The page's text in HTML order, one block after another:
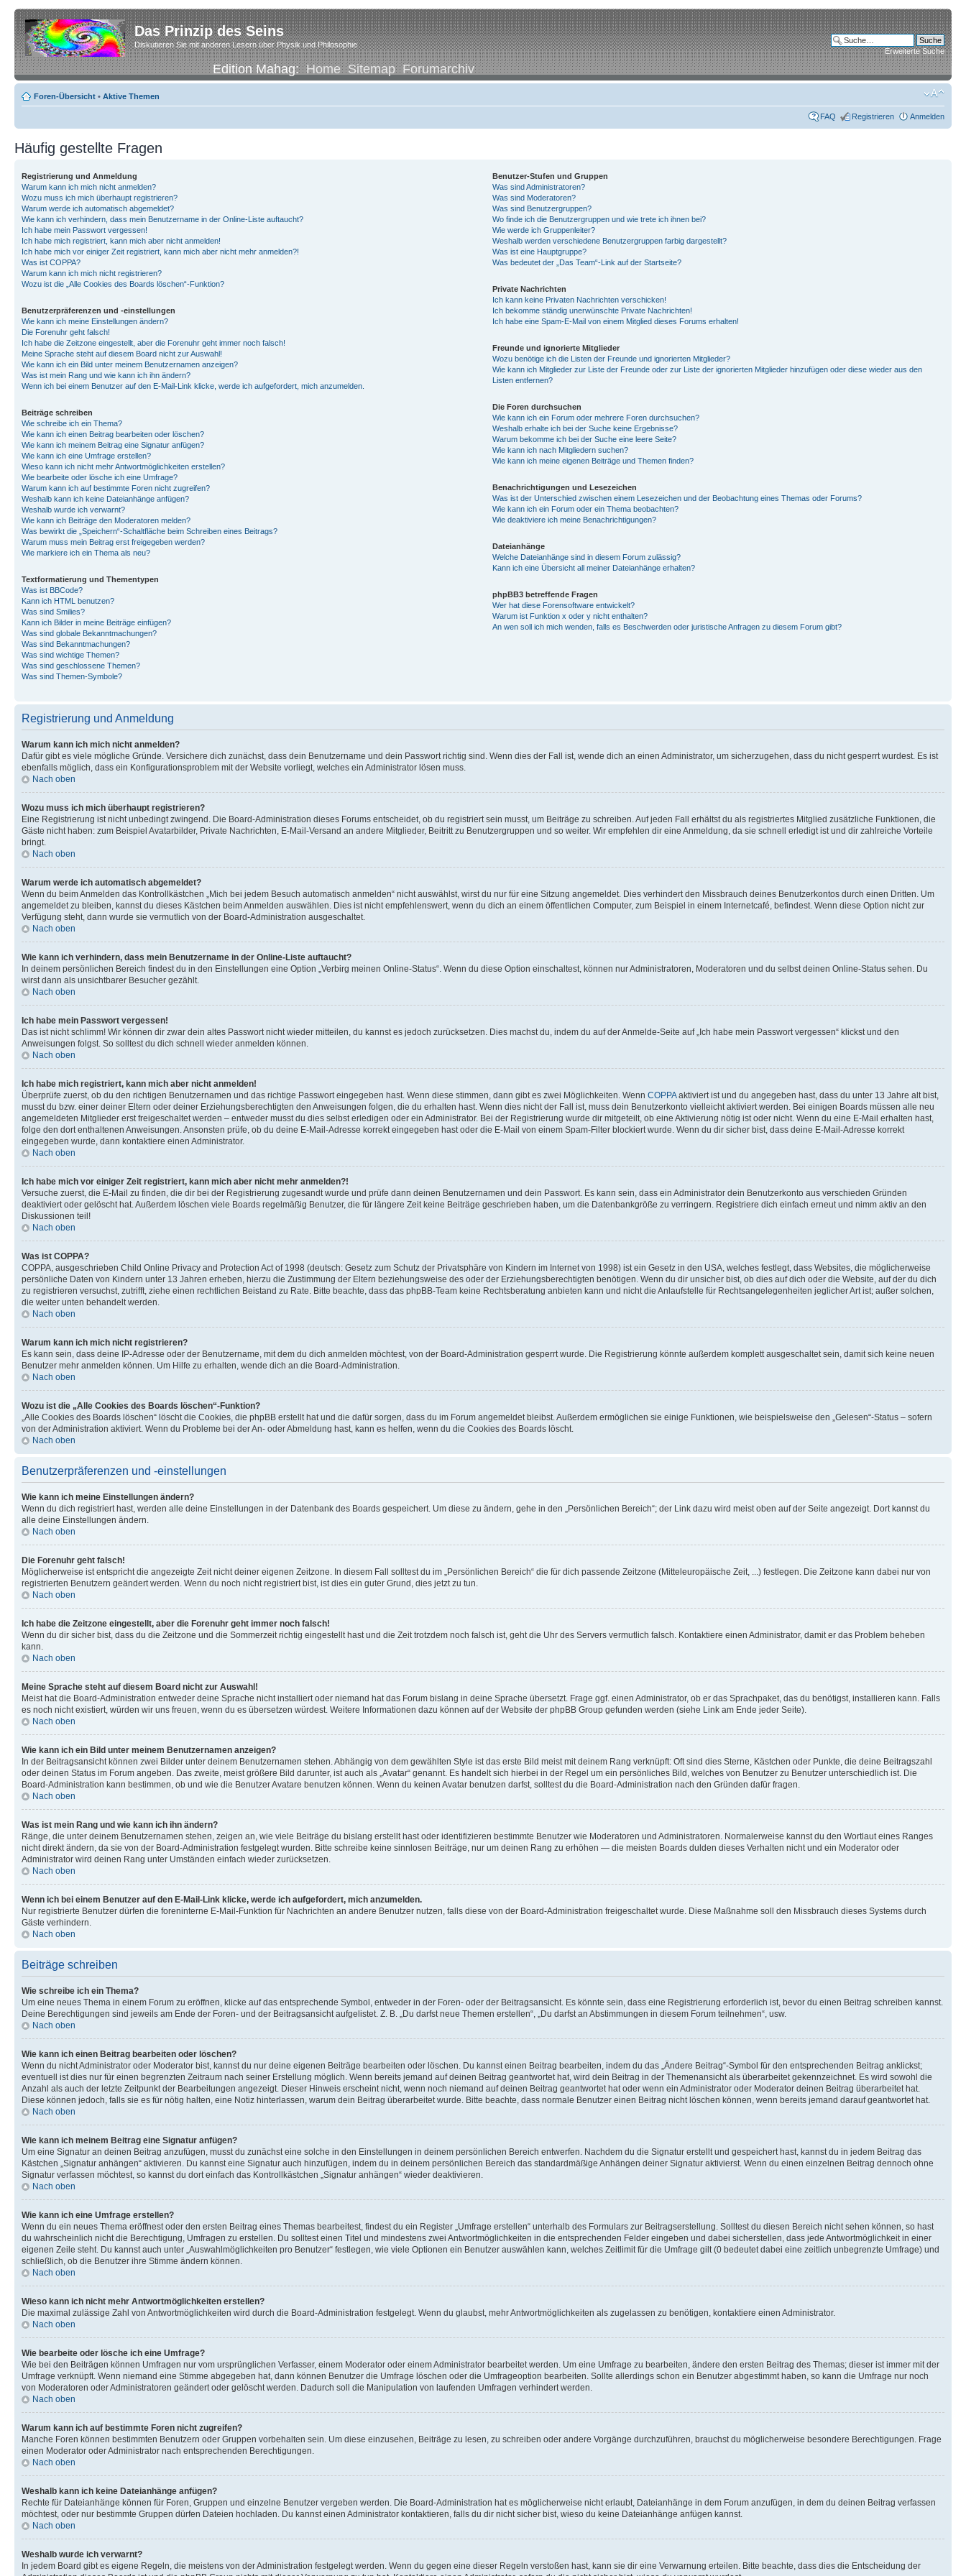
Das Prinzip des Seins
Diskutieren Sie mit anderen Lesern über Physik und Philosophie
Edition Mahag:Home Sitemap Forumarchiv
Erweiterte Suche
Foren-Übersicht • Aktive Themen
FAQ Registrieren Anmelden
Häufig gestellte Fragen
Registrierung und Anmeldung
Warum kann ich mich nicht anmelden?
Wozu muss ich mich überhaupt registrieren?
Warum werde ich automatisch abgemeldet?
Wie kann ich verhindern, dass mein Benutzername in der Online-Liste auftaucht?
Ich habe mein Passwort vergessen!
Ich habe mich registriert, kann mich aber nicht anmelden!
Ich habe mich vor einiger Zeit registriert, kann mich aber nicht mehr anmelden?!
Was ist COPPA?
Warum kann ich mich nicht registrieren?
Wozu ist die „Alle Cookies des Boards löschen“-Funktion?
Benutzerpräferenzen und -einstellungen
Wie kann ich meine Einstellungen ändern?
Die Forenuhr geht falsch!
Ich habe die Zeitzone eingestellt, aber die Forenuhr geht immer noch falsch!
Meine Sprache steht auf diesem Board nicht zur Auswahl!
Wie kann ich ein Bild unter meinem Benutzernamen anzeigen?
Was ist mein Rang und wie kann ich ihn ändern?
Wenn ich bei einem Benutzer auf den E-Mail-Link klicke, werde ich aufgefordert, mich anzumelden.
Beiträge schreiben
Wie schreibe ich ein Thema?
Wie kann ich einen Beitrag bearbeiten oder löschen?
Wie kann ich meinem Beitrag eine Signatur anfügen?
Wie kann ich eine Umfrage erstellen?
Wieso kann ich nicht mehr Antwortmöglichkeiten erstellen?
Wie bearbeite oder lösche ich eine Umfrage?
Warum kann ich auf bestimmte Foren nicht zugreifen?
Weshalb kann ich keine Dateianhänge anfügen?
Weshalb wurde ich verwarnt?
Wie kann ich Beiträge den Moderatoren melden?
Was bewirkt die „Speichern“-Schaltfläche beim Schreiben eines Beitrags?
Warum muss mein Beitrag erst freigegeben werden?
Wie markiere ich ein Thema als neu?
Textformatierung und Thementypen
Was ist BBCode?
Kann ich HTML benutzen?
Was sind Smilies?
Kann ich Bilder in meine Beiträge einfügen?
Was sind globale Bekanntmachungen?
Was sind Bekanntmachungen?
Was sind wichtige Themen?
Was sind geschlossene Themen?
Was sind Themen-Symbole?
Benutzer-Stufen und Gruppen
Was sind Administratoren?
Was sind Moderatoren?
Was sind Benutzergruppen?
Wo finde ich die Benutzergruppen und wie trete ich ihnen bei?
Wie werde ich Gruppenleiter?
Weshalb werden verschiedene Benutzergruppen farbig dargestellt?
Was ist eine Hauptgruppe?
Was bedeutet der „Das Team“-Link auf der Startseite?
Private Nachrichten
Ich kann keine Privaten Nachrichten verschicken!
Ich bekomme ständig unerwünschte Private Nachrichten!
Ich habe eine Spam-E-Mail von einem Mitglied dieses Forums erhalten!
Freunde und ignorierte Mitglieder
Wozu benötige ich die Listen der Freunde und ignorierten Mitglieder?
Wie kann ich Mitglieder zur Liste der Freunde oder zur Liste der ignorierten Mitglieder hinzufügen oder diese wieder aus den
Listen entfernen?
Die Foren durchsuchen
Wie kann ich ein Forum oder mehrere Foren durchsuchen?
Weshalb erhalte ich bei der Suche keine Ergebnisse?
Warum bekomme ich bei der Suche eine leere Seite?
Wie kann ich nach Mitgliedern suchen?
Wie kann ich meine eigenen Beiträge und Themen finden?
Benachrichtigungen und Lesezeichen
Was ist der Unterschied zwischen einem Lesezeichen und der Beobachtung eines Themas oder Forums?
Wie kann ich ein Forum oder ein Thema beobachten?
Wie deaktiviere ich meine Benachrichtigungen?
Dateianhänge
Welche Dateianhänge sind in diesem Forum zulässig?
Kann ich eine Übersicht all meiner Dateianhänge erhalten?
phpBB3 betreffende Fragen
Wer hat diese Forensoftware entwickelt?
Warum ist Funktion x oder y nicht enthalten?
An wen soll ich mich wenden, falls es Beschwerden oder juristische Anfragen zu diesem Forum gibt?
Registrierung und Anmeldung
Warum kann ich mich nicht anmelden?
Dafür gibt es viele mögliche Gründe. Versichere dich zunächst, dass dein Benutzername und dein Passwort richtig sind. Wenn dies der Fall ist, wende dich an einen Administrator, um sicherzugehen, dass du nicht gesperrt wurdest. Es ist
ebenfalls möglich, dass ein Konfigurationsproblem mit der Website vorliegt, welches ein Administrator lösen muss.
Nach oben
Wozu muss ich mich überhaupt registrieren?
Eine Registrierung ist nicht unbedingt zwingend. Die Board-Administration dieses Forums entscheidet, ob du registriert sein musst, um Beiträge zu schreiben. Auf jeden Fall erhältst du als registriertes Mitglied zusätzliche Funktionen, die
Gäste nicht haben: zum Beispiel Avatarbilder, Private Nachrichten, E-Mail-Versand an andere Mitglieder, Beitritt zu Benutzergruppen und so weiter. Wir empfehlen dir eine Anmeldung, da sie schnell erledigt ist und dir zahlreiche Vorteile
bringt.
Nach oben
Warum werde ich automatisch abgemeldet?
Wenn du beim Anmelden das Kontrollkästchen „Mich bei jedem Besuch automatisch anmelden“ nicht auswählst, wirst du nur für eine Sitzung angemeldet. Dies verhindert den Missbrauch deines Benutzerkontos durch einen Dritten. Um
angemeldet zu bleiben, kannst du dieses Kästchen beim Anmelden auswählen. Dies ist nicht empfehlenswert, wenn du dich an einem öffentlichen Computer, zum Beispiel in einem Internetcafé, befindest. Wenn diese Option nicht zur
Verfügung steht, dann wurde sie vermutlich von der Board-Administration ausgeschaltet.
Nach oben
Wie kann ich verhindern, dass mein Benutzername in der Online-Liste auftaucht?
In deinem persönlichen Bereich findest du in den Einstellungen eine Option „Verbirg meinen Online-Status“. Wenn du diese Option einschaltest, können nur Administratoren, Moderatoren und du selbst deinen Online-Status sehen. Du
wirst dann als unsichtbarer Besucher gezählt.
Nach oben
Ich habe mein Passwort vergessen!
Das ist nicht schlimm! Wir können dir zwar dein altes Passwort nicht wieder mitteilen, du kannst es jedoch zurücksetzen. Dies machst du, indem du auf der Anmelde-Seite auf „Ich habe mein Passwort vergessen“ klickst und den
Anweisungen folgst. So solltest du dich schnell wieder anmelden können.
Nach oben
Ich habe mich registriert, kann mich aber nicht anmelden!
Überprüfe zuerst, ob du den richtigen Benutzernamen und das richtige Passwort eingegeben hast. Wenn diese stimmen, dann gibt es zwei Möglichkeiten. Wenn COPPAaktiviert ist und du angegeben hast, dass du unter 13 Jahre alt bist,
musst du bzw. einer deiner Eltern oder deiner Erziehungsberechtigten den Anweisungen folgen, die du erhalten hast. Wenn dies nicht der Fall ist, muss dein Benutzerkonto vielleicht aktiviert werden. Bei einigen Boards müssen alle neu
angemeldeten Mitglieder erst freigeschaltet werden – entweder musst du dies selbst erledigen oder ein Administrator. Bei der Registrierung wurde dir mitgeteilt, ob eine Aktivierung nötig ist oder nicht. Wenn du eine E-Mail erhalten hast,
folge den dort enthaltenen Anweisungen. Ansonsten prüfe, ob du deine E-Mail-Adresse korrekt eingegeben hast oder die E-Mail von einem Spam-Filter blockiert wurde. Wenn du dir sicher bist, dass deine E-Mail-Adresse korrekt
eingegeben wurde, dann kontaktiere einen Administrator.
Nach oben
Ich habe mich vor einiger Zeit registriert, kann mich aber nicht mehr anmelden?!
Versuche zuerst, die E-Mail zu finden, die dir bei der Registrierung zugesandt wurde und prüfe dann deinen Benutzernamen und dein Passwort. Es kann sein, dass ein Administrator dein Benutzerkonto aus verschieden Gründen
deaktiviert oder gelöscht hat. Außerdem löschen viele Boards regelmäßig Benutzer, die für längere Zeit keine Beiträge geschrieben haben, um die Datenbankgröße zu verringern. Registriere dich einfach erneut und nimm aktiv an den
Diskussionen teil!
Nach oben
Was ist COPPA?
COPPA, ausgeschrieben Child Online Privacy and Protection Act of 1998 (deutsch: Gesetz zum Schutz der Privatsphäre von Kindern im Internet von 1998) ist ein Gesetz in den USA, welches festlegt, dass Websites, die möglicherweise
persönliche Daten von Kindern unter 13 Jahren erheben, hierzu die Zustimmung der Eltern beziehungsweise des oder der Erziehungsberechtigten benötigen. Wenn du dir unsicher bist, ob dies auf dich oder die Website, auf der du dich
zu registrieren versuchst, zutrifft, ziehe einen rechtlichen Beistand zu Rate. Bitte beachte, dass das phpBB-Team keine Rechtsberatung anbieten kann und nicht die Anlaufstelle für Rechtsangelegenheiten jeglicher Art ist; außer solchen,
die weiter unten behandelt werden.
Nach oben
Warum kann ich mich nicht registrieren?
Es kann sein, dass deine IP-Adresse oder der Benutzername, mit dem du dich anmelden möchtest, von der Board-Administration gesperrt wurde. Die Registrierung könnte außerdem komplett ausgeschaltet sein, damit sich keine neuen
Benutzer mehr anmelden können. Um Hilfe zu erhalten, wende dich an die Board-Administration.
Nach oben
Wozu ist die „Alle Cookies des Boards löschen“-Funktion?
„Alle Cookies des Boards löschen“ löscht die Cookies, die phpBB erstellt hat und die dafür sorgen, dass du im Forum angemeldet bleibst. Außerdem ermöglichen sie einige Funktionen, wie beispielsweise den „Gelesen“-Status – sofern
von der Administration aktiviert. Wenn du Probleme bei der An- oder Abmeldung hast, kann es helfen, wenn du die Cookies des Boards löscht.
Nach oben
Benutzerpräferenzen und -einstellungen
Wie kann ich meine Einstellungen ändern?
Wenn du dich registriert hast, werden alle deine Einstellungen in der Datenbank des Boards gespeichert. Um diese zu ändern, gehe in den „Persönlichen Bereich“; der Link dazu wird meist oben auf der Seite angezeigt. Dort kannst du
alle deine Einstellungen ändern.
Nach oben
Die Forenuhr geht falsch!
Möglicherweise ist entspricht die angezeigte Zeit nicht deiner eigenen Zeitzone. In diesem Fall solltest du im „Persönlichen Bereich“ die für dich passende Zeitzone (Mitteleuropäische Zeit, ...) festlegen. Die Zeitzone kann dabei nur von
registrierten Benutzern geändert werden. Wenn du noch nicht registriert bist, ist dies ein guter Grund, dies jetzt zu tun.
Nach oben
Ich habe die Zeitzone eingestellt, aber die Forenuhr geht immer noch falsch!
Wenn du dir sicher bist, dass du die Zeitzone und die Sommerzeit richtig eingestellt hast und die Zeit trotzdem noch falsch ist, geht die Uhr des Servers vermutlich falsch. Kontaktiere einen Administrator, damit er das Problem beheben
kann.
Nach oben
Meine Sprache steht auf diesem Board nicht zur Auswahl!
Meist hat die Board-Administration entweder deine Sprache nicht installiert oder niemand hat das Forum bislang in deine Sprache übersetzt. Frage ggf. einen Administrator, ob er das Sprachpaket, das du benötigst, installieren kann. Falls
es noch nicht existiert, würden wir uns freuen, wenn du es übersetzen würdest. Weitere Informationen dazu können auf der Website der phpBB Group gefunden werden (siehe Link am Ende jeder Seite).
Nach oben
Wie kann ich ein Bild unter meinem Benutzernamen anzeigen?
In der Beitragsansicht können zwei Bilder unter deinem Benutzernamen stehen. Abhängig von dem gewählten Style ist das erste Bild meist mit deinem Rang verknüpft: Oft sind dies Sterne, Kästchen oder Punkte, die deine Beitragszahl
oder deinen Status im Forum angeben. Das zweite, meist größere Bild darunter, ist auch als „Avatar“ genannt. Es handelt sich hierbei in der Regel um ein persönliches Bild, welches von Benutzer zu Benutzer unterschiedlich ist. Die
Board-Administration kann bestimmen, ob und wie die Benutzer Avatare benutzen können. Wenn du keinen Avatar benutzen darfst, solltest du die Board-Administration nach den Gründen dafür fragen.
Nach oben
Was ist mein Rang und wie kann ich ihn ändern?
Ränge, die unter deinem Benutzernamen stehen, zeigen an, wie viele Beiträge du bislang erstellt hast oder identifizieren bestimmte Benutzer wie Moderatoren und Administratoren. Normalerweise kannst du den Wortlaut eines Ranges
nicht direkt ändern, da sie von der Board-Administration festgelegt wurden. Bitte schreibe keine sinnlosen Beiträge, nur um deinen Rang zu erhöhen — die meisten Boards dulden dieses Verhalten nicht und ein Moderator oder
Administrator wird deinen Rang unter Umständen einfach wieder zurücksetzen.
Nach oben
Wenn ich bei einem Benutzer auf den E-Mail-Link klicke, werde ich aufgefordert, mich anzumelden.
Nur registrierte Benutzer dürfen die foreninterne E-Mail-Funktion für Nachrichten an andere Benutzer nutzen, falls diese von der Board-Administration freigeschaltet wurde. Diese Maßnahme soll den Missbrauch dieses Systems durch
Gäste verhindern.
Nach oben
Beiträge schreiben
Wie schreibe ich ein Thema?
Um eine neues Thema in einem Forum zu eröffnen, klicke auf das entsprechende Symbol, entweder in der Foren- oder der Beitragsansicht. Es könnte sein, dass eine Registrierung erforderlich ist, bevor du einen Beitrag schreiben kannst.
Deine Berechtigungen sind jeweils am Ende der Foren- und der Beitragsansicht aufgelistet. Z. B. „Du darfst neue Themen erstellen“, „Du darfst an Abstimmungen in diesem Forum teilnehmen“, usw.
Nach oben
Wie kann ich einen Beitrag bearbeiten oder löschen?
Wenn du nicht Administrator oder Moderator bist, kannst du nur deine eigenen Beiträge bearbeiten oder löschen. Du kannst einen Beitrag bearbeiten, indem du das „Ändere Beitrag“-Symbol für den entsprechenden Beitrag anklickst;
eventuell ist dies nur für einen begrenzten Zeitraum nach seiner Erstellung möglich. Wenn bereits jemand auf deinen Beitrag geantwortet hat, wird dein Beitrag in der Themenansicht als überarbeitet gekennzeichnet. Es wird sowohl die
Anzahl als auch der letzte Zeitpunkt der Bearbeitungen angezeigt. Dieser Hinweis erscheint nicht, wenn noch niemand auf deinen Beitrag geantwortet hat oder wenn ein Administrator oder Moderator deinen Beitrag überarbeitet hat.
Diese können jedoch, falls sie es für nötig halten, eine Notiz hinterlassen, warum dein Beitrag überarbeitet wurde. Bitte beachte, dass normale Benutzer einen Beitrag nicht löschen können, wenn bereits jemand darauf geantwortet hat.
Nach oben
Wie kann ich meinem Beitrag eine Signatur anfügen?
Um eine Signatur an deinen Beitrag anzufügen, musst du zunächst eine solche in den Einstellungen in deinem persönlichen Bereich entwerfen. Nachdem du die Signatur erstellt und gespeichert hast, kannst du in jedem Beitrag das
Kästchen „Signatur anhängen“ aktivieren. Du kannst eine Signatur auch hinzufügen, indem du in deinem persönlichen Bereich das standardmäßige Anhängen deiner Signatur aktivierst. Wenn du einen einzelnen Beitrag dennoch ohne
Signatur verfassen möchtest, so kannst du dort einfach das Kontrollkästchen „Signatur anhängen“ wieder deaktivieren.
Nach oben
Wie kann ich eine Umfrage erstellen?
Wenn du ein neues Thema eröffnest oder den ersten Beitrag eines Themas bearbeitest, findest du ein Register „Umfrage erstellen“ unterhalb des Formulars zur Beitragserstellung. Solltest du diesen Bereich nicht sehen können, so hast
du wahrscheinlich nicht die Berechtigung, Umfragen zu erstellen. Du solltest einen Titel und mindestens zwei Antwortmöglichkeiten in die entsprechenden Felder eingeben und dabei sicherstellen, dass jede Antwortmöglichkeit in einer
eigenen Zeile steht. Du kannst auch unter „Auswahlmöglichkeiten pro Benutzer“ festlegen, wie viele Optionen ein Benutzer auswählen kann, welches Zeitlimit für die Umfrage gilt (0 bedeutet dabei eine zeitlich unbegrenzte Umfrage) und
schließlich, ob die Benutzer ihre Stimme ändern können.
Nach oben
Wieso kann ich nicht mehr Antwortmöglichkeiten erstellen?
Die maximal zulässige Zahl von Antwortmöglichkeiten wird durch die Board-Administration festgelegt. Wenn du glaubst, mehr Antwortmöglichkeiten als zugelassen zu benötigen, kontaktiere einen Administrator.
Nach oben
Wie bearbeite oder lösche ich eine Umfrage?
Wie bei den Beiträgen können Umfragen nur vom ursprünglichen Verfasser, einem Moderator oder einem Administrator bearbeitet werden. Um eine Umfrage zu bearbeiten, ändere den ersten Beitrag des Themas; dieser ist immer mit der
Umfrage verknüpft. Wenn niemand eine Stimme abgegeben hat, dann können Benutzer die Umfrage löschen oder die Umfrageoption bearbeiten. Sollte allerdings schon ein Benutzer abgestimmt haben, so kann die Umfrage nur noch
von Moderatoren oder Administratoren geändert oder gelöscht werden. Dadurch soll die Manipulation von laufenden Umfragen verhindert werden.
Nach oben
Warum kann ich auf bestimmte Foren nicht zugreifen?
Manche Foren können bestimmten Benutzern oder Gruppen vorbehalten sein. Um diese einzusehen, Beiträge zu lesen, zu schreiben oder andere Vorgänge durchzuführen, brauchst du möglicherweise besondere Berechtigungen. Frage
einen Moderator oder Administrator nach entsprechenden Berechtigungen.
Nach oben
Weshalb kann ich keine Dateianhänge anfügen?
Rechte für Dateianhänge können für Foren, Gruppen und einzelne Benutzer vergeben werden. Die Board-Administration hat es möglicherweise nicht erlaubt, Dateianhänge in dem Forum anzufügen, in dem du deinen Beitrag verfassen
möchtest, oder nur bestimmte Gruppen dürfen Dateien hochladen. Du kannst einen Administrator kontaktieren, falls du dir nicht sicher bist, wieso du keine Dateianhänge anfügen kannst.
Nach oben
Weshalb wurde ich verwarnt?
In jedem Board gibt es eigene Regeln, die meistens von der Administration festgelegt werden. Wenn du gegen eine dieser Regeln verstoßen hast, kann sie dir eine Verwarnung erteilen. Bitte beachte, dass dies die Entscheidung der